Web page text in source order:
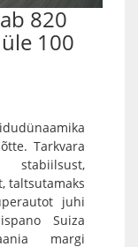
820
100
Tarkvara
taltsutamaks
juhi
Suiza
margi